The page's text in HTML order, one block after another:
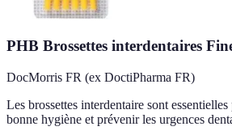
PHB Brossettes interdentaires
DocMorris FR (ex DoctiPharma FR)
Les brossettes interdentaire sont
bonne hygiène et prévenir les urgences